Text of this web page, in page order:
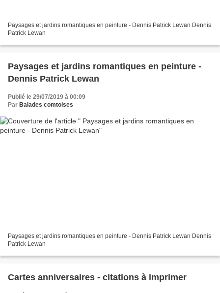
Paysages et jardins romantiques en peinture - Dennis Patrick Lewan Dennis
Patrick Lewan
Paysages et jardins romantiques en peinture -
Dennis Patrick Lewan
Publié le 29/07/2019 à 00:09
Par Balades comtoises
Paysages et jardins romantiques en peinture - Dennis Patrick Lewan Dennis
Patrick Lewan
Cartes anniversaires - citations à imprimer